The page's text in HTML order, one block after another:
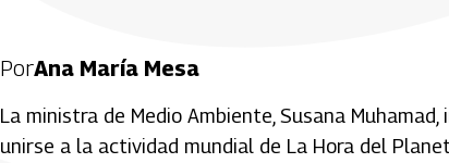
PorAna María Mesa
La ministra de Medio Ambiente, Susana
unirse a la actividad mundial de La Hora del